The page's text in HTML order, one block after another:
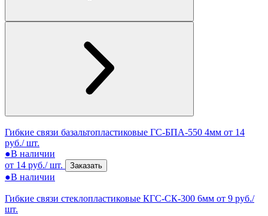
Гибкие связи базальтопластиковые ГС-БПА-550 4мм от 14
руб./ шт.
●В наличии
от 14 руб./ шт.
Заказать
●В наличии
Гибкие связи стеклопластиковые КГС-СК-300 6мм от 9 руб./
шт.